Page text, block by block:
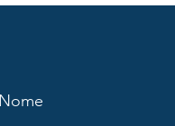
Nome